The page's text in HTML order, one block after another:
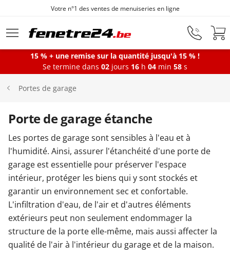
Aller au contenu principal
Votre n°1 des ventes de menuiseries en ligne
Fenêtres
Baies vitrées
Portes d'entrée
Protections solaires
15 % + une remise sur la quantité jusqu'à 15 % !
Se termine dans 02 jours 16 h 04 min 58 s
Portes de garage
Porte de garage étanche
Les portes de garage sont sensibles à l'eau et à
l'humidité. Ainsi, assurer l'étanchéité d'une porte de
garage est essentielle pour préserver l'espace
intérieur, protéger les biens qui y sont stockés et
garantir un environnement sec et confortable.
L'infiltration d'eau, de l'air et d'autres éléments
extérieurs peut non seulement endommager la
structure de la porte elle-même, mais aussi affecter la
qualité de l'air à l'intérieur du garage et de la maison.